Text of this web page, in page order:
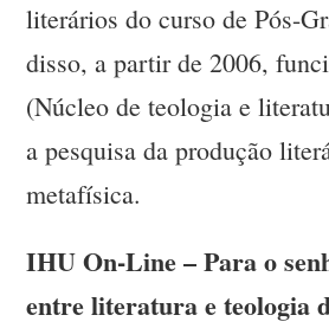
literários do curso de Pós-
disso, a partir de 2006,
(Núcleo de teologia e
a pesquisa da produção
metafísica.
IHU On-Line – Para o
entre literatura e teologia